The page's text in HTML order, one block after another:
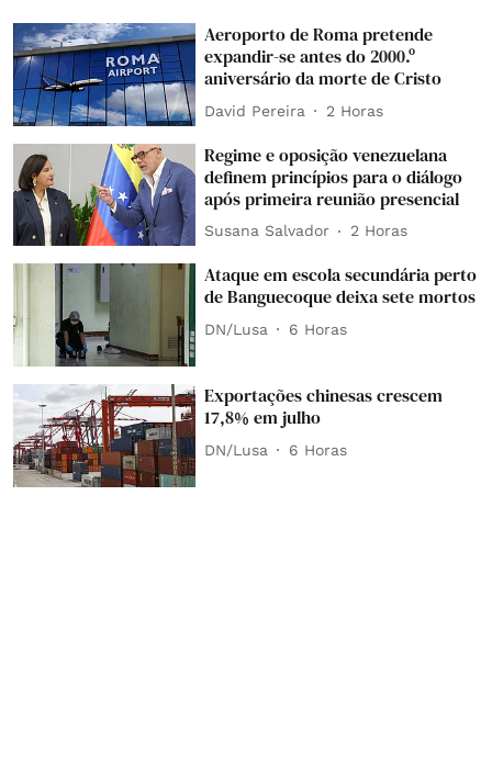
Aeroporto de Roma pretende
expandir-se antes do 2000.º
aniversário da morte de Cristo
David Pereira 2 Horas
Regime e oposição venezuelana
definem princípios para o diálogo
após primeira reunião presencial
Susana Salvador 2 Horas
Ataque em escola secundária perto
de Banguecoque deixa sete mortos
DN/Lusa 6 Horas
Exportações chinesas crescem
17,8% em julho
DN/Lusa 6 Horas